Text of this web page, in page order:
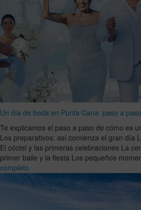
Un día de boda en Punta Cana: paso a paso
Te explicamos el paso a paso de cómo es
Los preparativos: así comienza el gran día
El cóctel y las primeras celebraciones La
primer baile y la fiesta Los pequeños
completo